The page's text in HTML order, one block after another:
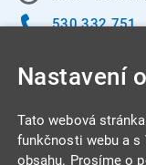
530 332 751
Nastavení
Tato webová
funkčnosti webu a
obsahu. Prosíme o